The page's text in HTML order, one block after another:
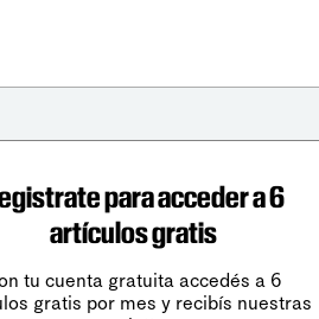
para acceder a 6
artículos gratis
tu cuenta gratuita accedés a 6
gratis por mes y recibís nuestras